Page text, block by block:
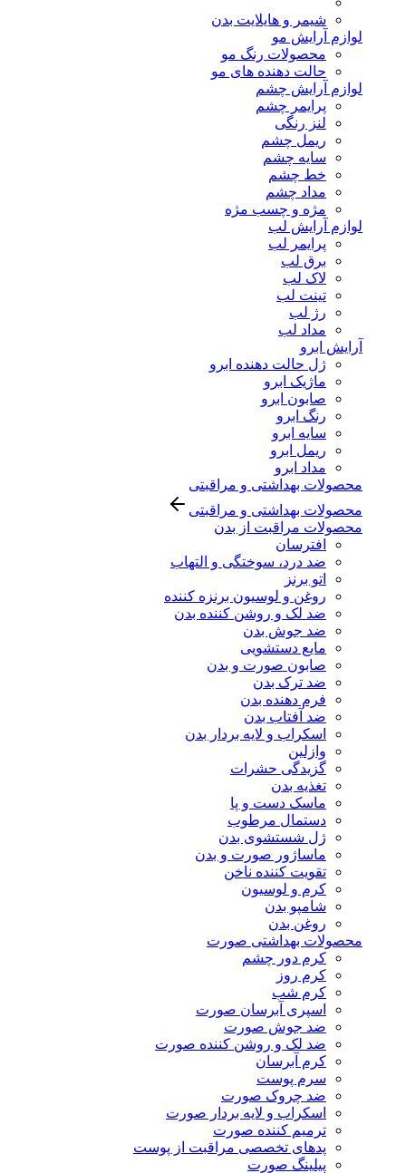
شیمر و هایلایت بدن
لوازم آرایش مو
محصولات رنگ مو
حالت دهنده های مو
لوازم آرایش چشم
پرایمر چشم
لنز رنگی
ریمل چشم
سایه چشم
خط چشم
مداد چشم
مژه و چسب مژه
لوازم آرایش لب
پرایمر لب
برق لب
لاک لب
تینت لب
رژ لب
مداد لب
آرایش ابرو
ژل حالت دهنده ابرو
ماژیک ابرو
صابون ابرو
رنگ ابرو
سایه ابرو
ریمل ابرو
مداد ابرو
محصولات بهداشتی و مراقبتی
محصولات بهداشتی و مراقبتی
محصولات مراقبت از بدن
افترسان
ضد درد، سوختگی و التهاب
اتو برنز
روغن و لوسیون برنزه کننده
ضد لک و روشن کننده بدن
ضد جوش بدن
مایع دستشویی
صابون صورت و بدن
ضد ترک بدن
فرم دهنده بدن
ضد آفتاب بدن
اسکراب و لایه بردار بدن
وازلین
گزیدگی حشرات
تغذیه بدن
ماسک دست و پا
دستمال مرطوب
ژل شستشوی بدن
ماساژور صورت و بدن
تقویت کننده ناخن
کرم و لوسیون
شامپو بدن
روغن بدن
محصولات بهداشتی صورت
کرم دور چشم
کرم روز
کرم شب
اسپری آبرسان صورت
ضد جوش صورت
ضد لک و روشن کننده صورت
کرم آبرسان
سرم پوست
ضد چروک صورت
اسکراب و لایه بردار صورت
ترمیم کننده صورت
پدهای تخصصی مراقبت از پوست
پیلینگ صورت